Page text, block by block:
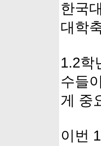
한국
대학
1.2학
수들
게 중
이번